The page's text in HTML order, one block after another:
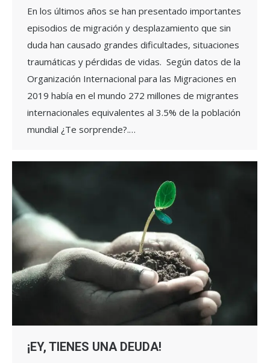
En los últimos años se han presentado importantes
episodios de migración y desplazamiento que sin
duda han causado grandes dificultades, situaciones
traumáticas y pérdidas de vidas. Según datos de la
Organización Internacional para las Migraciones en
2019 había en el mundo 272 millones de migrantes
internacionales equivalentes al 3.5% de la población
mundial ¿Te sorprende?.…
¡EY, TIENES UNA DEUDA!